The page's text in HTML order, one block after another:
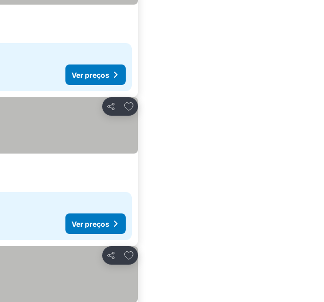
Ver preços
Partilhar
Adicionar aos favoritos
Ver preços
Partilhar
Adicionar aos favoritos